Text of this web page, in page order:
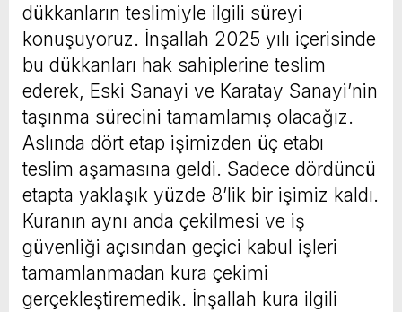
dükkanların teslimiyle ilgili süreyi
konuşuyoruz. İnşallah 2025 yılı içerisinde
bu dükkanları hak sahiplerine teslim
ederek, Eski Sanayi ve Karatay Sanayi’nin
taşınma sürecini tamamlamış olacağız.
Aslında dört etap işimizden üç etabı
teslim aşamasına geldi. Sadece dördüncü
etapta yaklaşık yüzde 8’lik bir işimiz kaldı.
Kuranın aynı anda çekilmesi ve iş
güvenliği açısından geçici kabul işleri
tamamlanmadan kura çekimi
gerçekleştiremedik. İnşallah kura ilgili